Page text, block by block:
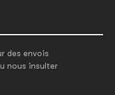
des envois
nous insulter